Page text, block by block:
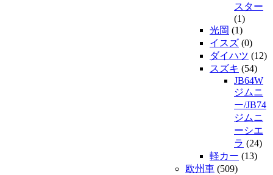
スター
(1)
光岡 (1)
イスズ (0)
ダイハツ (12)
スズキ (54)
JB64W
ジムニ
ー/JB74
ジムニ
ーシエ
ラ (24)
軽カー (13)
欧州車 (509)